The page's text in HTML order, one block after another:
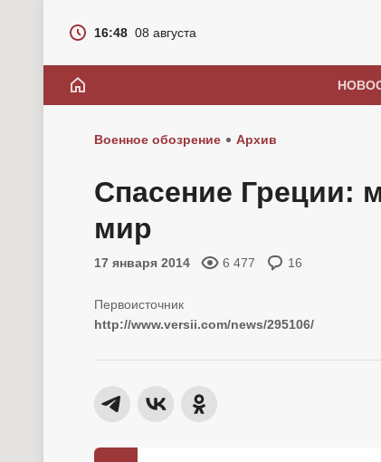
16:48 08 августа
Военное обозрение Архив
Спасение Греции:
мир
17 января 2014 6 477 16
http://www.versii.com/news/295106/